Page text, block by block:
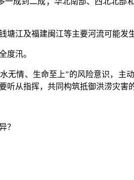
江及福建闽江等主要河流可能发
度汛。
情、生命至上”的风险意识，主
从指挥，共同构筑抵御洪涝灾害
？